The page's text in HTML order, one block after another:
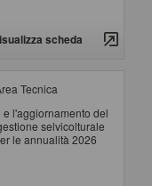
scheda
Tecnica
l'aggiornamento del
selvicolturale
le annualità 2026